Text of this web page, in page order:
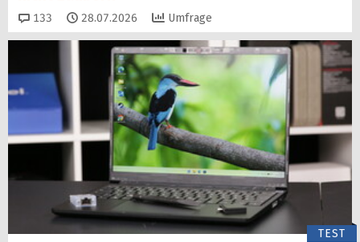
133 Kommentare
28.07.2026 Umfrage
TEST